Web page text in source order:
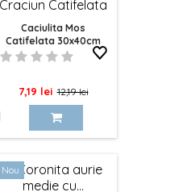
Caciulita Mos
Catifelata 30x40cm
Pret
7,19 lei Pret
de
baza
12,19 lei
Nou